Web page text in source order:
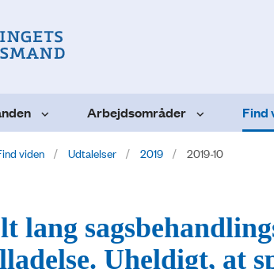
Arbejdsområder Find
viden Udtalelser 2019 2019-10
lang
Uheldigt, at